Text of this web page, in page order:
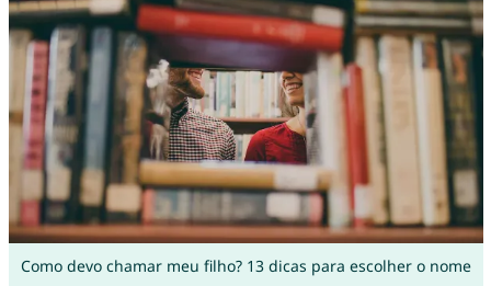
Como devo chamar meu filho? 13 dicas para escolher o nome